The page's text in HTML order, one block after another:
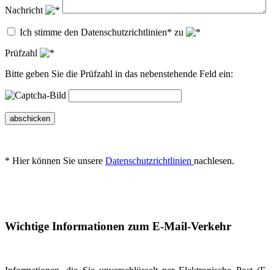
Nachricht
Ich stimme den Datenschutzrichtlinien* zu
Prüfzahl
Bitte geben Sie die Prüfzahl in das nebenstehende Feld ein:
abschicken
* Hier können Sie unsere Datenschutzrichtlinien nachlesen.
Wichtige Informationen zum E-Mail-Verkehr